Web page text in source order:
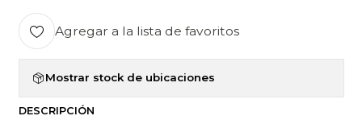
Agregar a la lista de favoritos
Mostrar stock de ubicaciones
DESCRIPCIÓN